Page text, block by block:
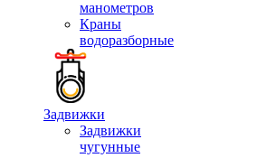
манометров
Краны
водоразборные
Задвижки
Задвижки
чугунные